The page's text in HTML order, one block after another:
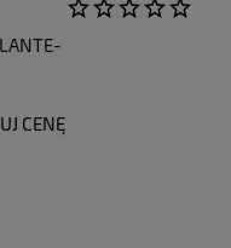
CENĘ